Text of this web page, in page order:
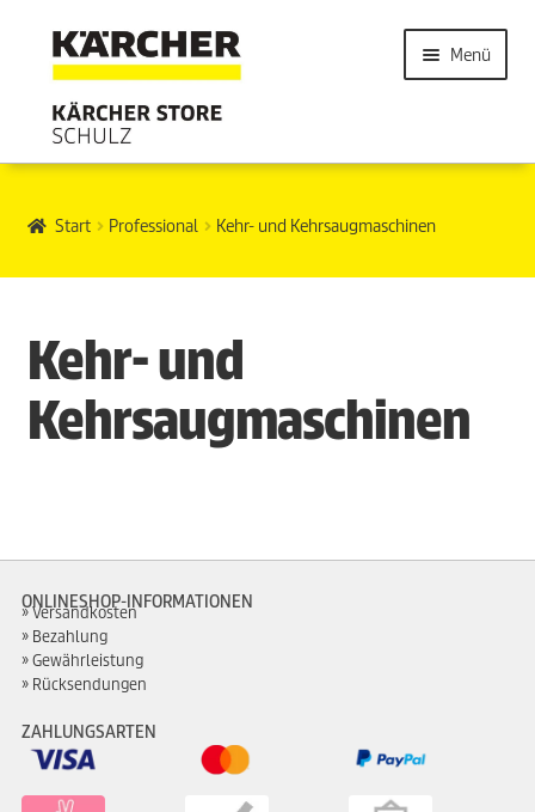
Menü
Start Professional Kehr- und Kehrsaugmaschinen
Kehr- und
Kehrsaugmaschinen
ONLINESHOP-INFORMATIONEN
Versandkosten
Bezahlung
Gewährleistung
Rücksendungen
ZAHLUNGSARTEN